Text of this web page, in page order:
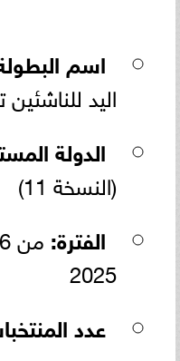
اسم
اليد للناشئين تحت
الدولة
(النسخة 11)
الفترة:
2025
عدد